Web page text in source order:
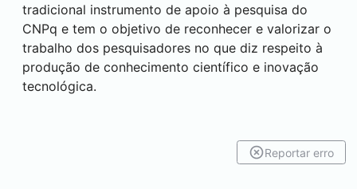
tradicional instrumento de apoio à pesquisa do
CNPq e tem o objetivo de reconhecer e valorizar o
trabalho dos pesquisadores no que diz respeito à
produção de conhecimento científico e inovação
tecnológica.
Reportar erro